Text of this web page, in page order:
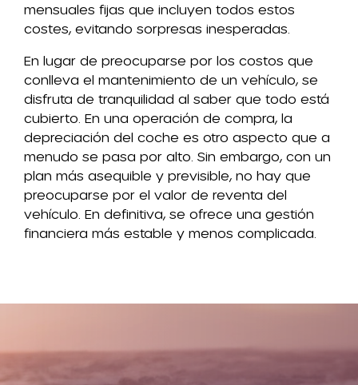
mensuales fijas que incluyen todos estos
costes, evitando sorpresas inesperadas.
En lugar de preocuparse por los costos que
conlleva el mantenimiento de un vehículo, se
disfruta de tranquilidad al saber que todo está
cubierto. En una operación de compra, la
depreciación del coche es otro aspecto que a
menudo se pasa por alto. Sin embargo, con un
plan más asequible y previsible, no hay que
preocuparse por el valor de reventa del
vehículo. En definitiva, se ofrece una gestión
financiera más estable y menos complicada.